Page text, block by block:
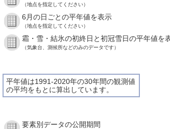
（地点を指定してください）
6月の日ごとの平年値を表示
（地点を指定してください）
霜・雪・結氷の初終日と初冠雪日の平年値を
（気象台、測候所などのみのデータです）
平年値は1991-2020年の30年間の観測値
の平均をもとに算出しています。
要素別データの公開期間